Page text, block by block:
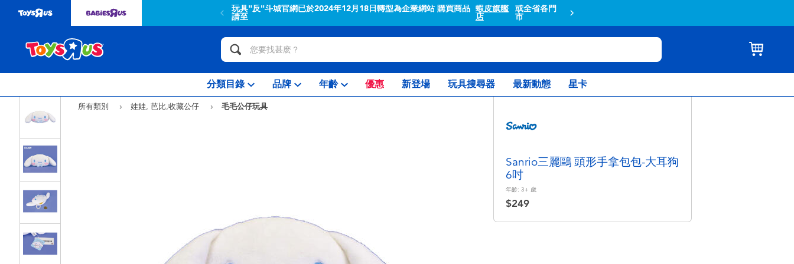
玩具"反"斗城官網已於2024年12月18日轉型為企業網站 購買商品
請至
蝦皮旗艦
店
或全省各門
市
分類目錄 品牌 年齡 優惠 新登場 玩具搜尋器 最新動態 星卡
所有類別 娃娃, 芭比,收藏公仔 毛毛公仔玩具
Sanrio三麗鷗 頭形手拿包包-大耳狗
6吋
年齡: 3+ 歲
$249